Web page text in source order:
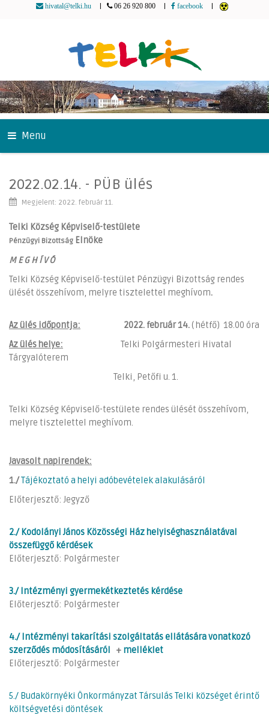
hivatal@telki.hu 06 26 920 800 facebook
Menu
2022.02.14. - PÜB ülés
Megjelent: 2022. február 11.
Telki Község Képviselő-testülete
Pénzügyi Bizottság Elnöke
M E G H Í V Ó
Telki Község Képviselő-testület Pénzügyi Bizottság rendes
ülését összehívom, melyre tisztelettel meghívom.
Az ülés időpontja: 2022. február 14. ( hétfő) 18.00 óra
Az ülés helye: Telki Polgármesteri Hivatal
Tárgyalóterem
Telki, Petőfi u. 1.
Telki Község Képviselő-testülete rendes ülését összehívom,
melyre tisztelettel meghívom.
Javasolt napirendek:
1./Tájékoztató a helyi adóbevételek alakulásáról
Előterjesztő: Jegyző
2./ Kodolányi János Közösségi Ház helyiséghasználatával
összefüggő kérdések
Előterjesztő: Polgármester
3./ Intézményi gyermekétkeztetés kérdése
Előterjesztő: Polgármester
4./ Intézményi takarítási szolgáltatás ellátására vonatkozó
szerződés módosításáról
+ melléklet
Előterjesztő: Polgármester
5./ Budakörnyéki Önkormányzat Társulás Telki községet érintő
költségvetési döntések